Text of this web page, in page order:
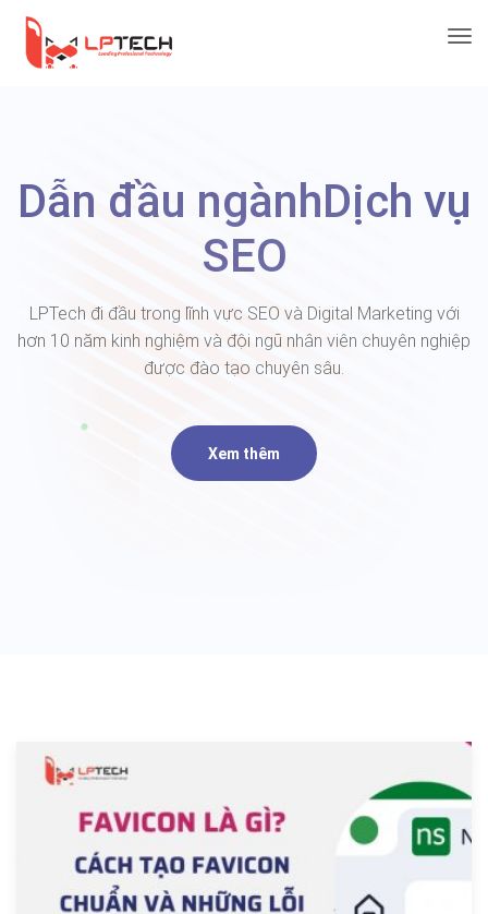
Dẫn đầu ngànhDịch vụ
SEO
LPTech đi đầu trong lĩnh vực SEO và Digital Marketing với
hơn 10 năm kinh nghiệm và đội ngũ nhân viên chuyên nghiệp
được đào tạo chuyên sâu.
Xem thêm